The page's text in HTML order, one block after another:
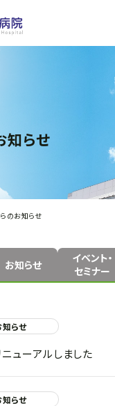
知らせ
のお知らせ
お知らせ
イベント・
セミナー
知らせ
ューアルしました
知らせ